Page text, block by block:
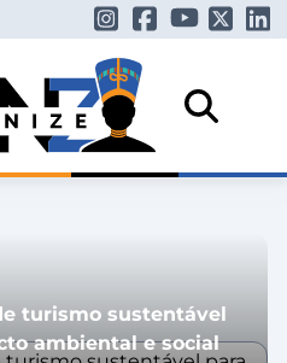
turismo sustentável
ambiental e social